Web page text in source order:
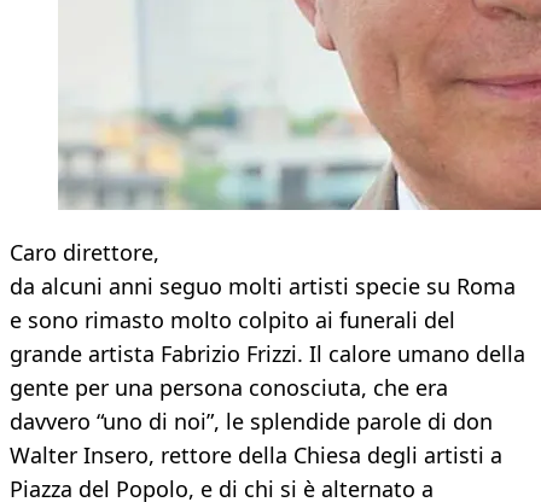
Caro direttore,
da alcuni anni seguo molti artisti specie su Roma
e sono rimasto molto colpito ai funerali del
grande artista Fabrizio Frizzi. Il calore umano della
gente per una persona conosciuta, che era
davvero “uno di noi”, le splendide parole di don
Walter Insero, rettore della Chiesa degli artisti a
Piazza del Popolo, e di chi si è alternato a